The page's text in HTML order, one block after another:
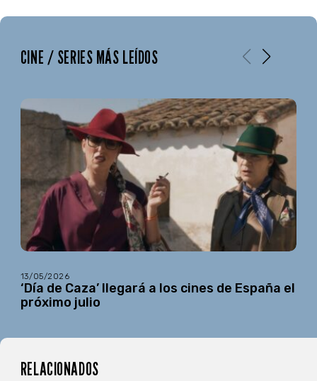
CINE / SERIES MÁS LEÍDOS
13/05/2026
‘Día de Caza’ llegará a los cines de España el
próximo julio
RELACIONADOS